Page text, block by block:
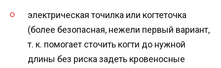
электрическая точилка или когтеточка
(более безопасная, нежели первый вариант,
т. к. помогает сточить когти до нужной
длины без риска задеть кровеносные